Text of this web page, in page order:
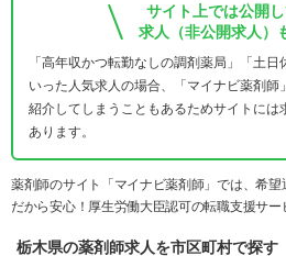
サイト上では公開
求人（非公開求人）
「高年収かつ転勤なしの調剤薬局」「土
いった人気求人の場合、「マイナビ薬剤
紹介してしまうこともあるためサイトには
あります。
薬剤師のサイト「マイナビ薬剤師」では、希
だから安心！厚生労働大臣認可の転職支援サー
栃木県の薬剤師求人を市区町村で探す